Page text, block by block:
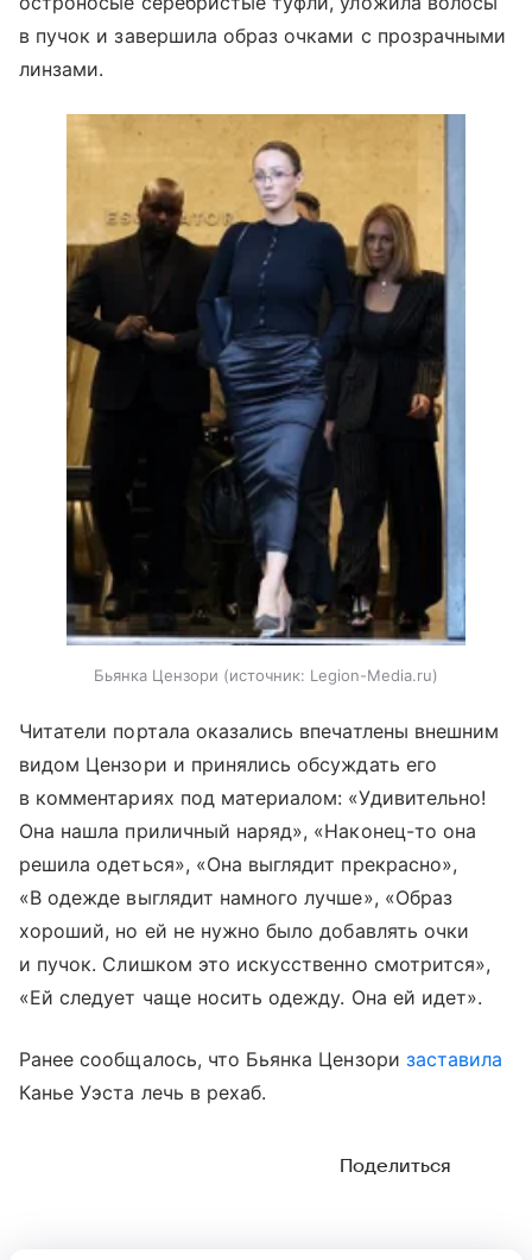
в пучок и завершила образ очками с прозрачными
линзами.
Бьянка Цензори источник: Legion-Media.ru
Читатели портала оказались впечатлены внешним
видом Цензори и принялись обсуждать его
в комментариях под материалом: «Удивительно!
Она нашла приличный наряд», «Наконец-то она
решила одеться», «Она выглядит прекрасно»,
«В одежде выглядит намного лучше», «Образ
хороший, но ей не нужно было добавлять очки
и пучок. Слишком это искусственно смотрится»,
«Ей следует чаще носить одежду. Она ей идет».
Ранее сообщалось, что Бьянка Цензори заставила
Канье Уэста лечь в рехаб.
Поделиться